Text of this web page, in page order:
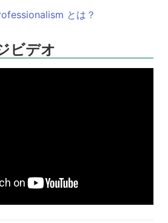
とは？
ビデオ